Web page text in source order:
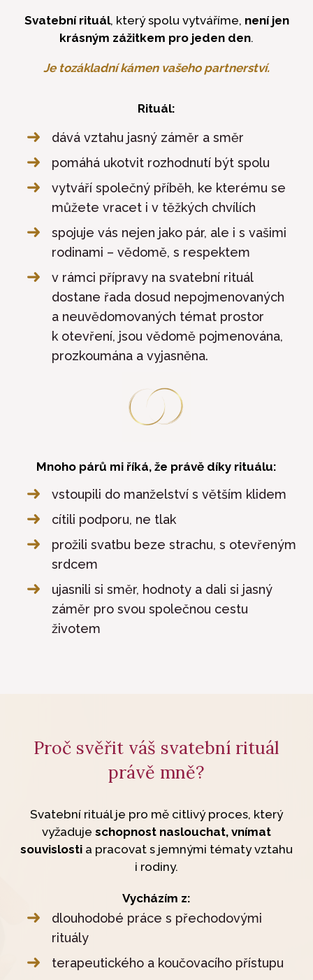
Svatební rituál, který spolu vytváříme, není jen
krásným zážitkem pro jeden den.
Je tozákladní kámen vašeho partnerství.
Rituál:
dává vztahu jasný záměr a směr
pomáhá ukotvit rozhodnutí být spolu
vytváří společný příběh, ke kterému se
můžete vracet i v těžkých chvílích
spojuje vás nejen jako pár, ale i s vašimi
rodinami – vědomě, s respektem
v rámci přípravy na svatební rituál
dostane řada dosud nepojmenovaných
a neuvědomovaných témat prostor
k otevření, jsou vědomě pojmenována,
prozkoumána a vyjasněna.
Mnoho párů mi říká, že právě díky rituálu:
vstoupili do manželství s větším klidem
cítili podporu, ne tlak
prožili svatbu beze strachu, s otevřeným
srdcem
ujasnili si směr, hodnoty a dali si jasný
záměr pro svou společnou cestu
životem
Proč svěřit váš svatební rituál
právě mně?
Svatební rituál je pro mě citlivý proces, který
vyžaduje schopnost naslouchat, vnímat
souvislosti a pracovat s jemnými tématy vztahu
i rodiny.
Vycházím z:
dlouhodobé práce s přechodovými
rituály
terapeutického a koučovacího přístupu